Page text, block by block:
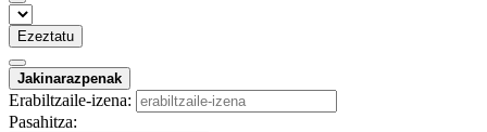
Ezeztatu
Jakinarazpenak
Erabiltzaile-izena:
Pasahitza: